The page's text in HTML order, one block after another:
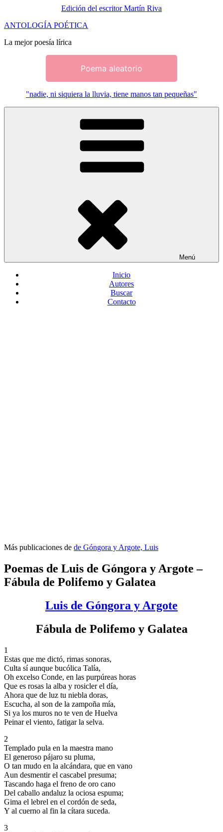
Edición del escritor Martín Riva
Saltar
contenido
ANTOLOGÍA POÉTICA
La mejor poesía lírica
Poema aleatorio
"nadie, ni siquiera la lluvia, tiene manos tan pequeñas"
Menú
Inicio
Autores
Buscar
Contacto
Más publicaciones de de Góngora y Argote, Luis
Poemas de Luis de Góngora y Argote –
Fábula de Polifemo y Galatea
Luis de Góngora y Argote
Fábula de Polifemo y Galatea
1
Estas que me dictó, rimas sonoras,
Culta sí aunque bucólica Talía,
Oh excelso Conde, en las purpúreas horas
Que es rosas la alba y rosicler el día,
Ahora que de luz tu niebla doras,
Escucha, al son de la zampoña mía,
Si ya los muros no te ven de Huelva
Peinar el viento, fatigar la selva.
2
Templado pula en la maestra mano
El generoso pájaro su pluma,
O tan mudo en la alcándara, que en vano
Aun desmentir el cascabel presuma;
Tascando haga el freno de oro cano
Del caballo andaluz la ociosa espuma;
Gima el lebrel en el cordón de seda,
Y al cuerno al fin la cítara suceda.
3